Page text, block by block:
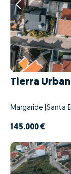
Tierra
145.000 €